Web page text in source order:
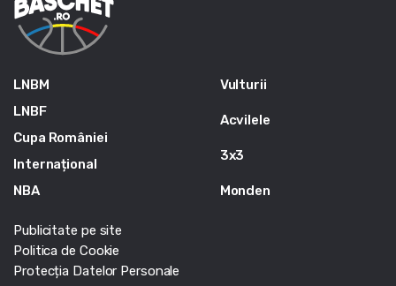
LNBM
LNBF
Cupa României
Internațional
NBA
Vulturii
Acvilele
3x3
Monden
Publicitate pe site
Politica de Cookie
Protecția Datelor Personale